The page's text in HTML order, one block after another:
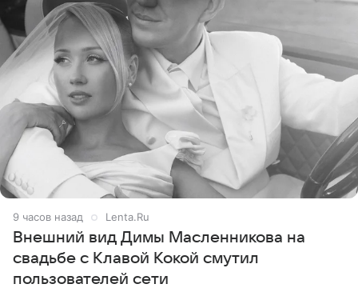
9 часов назад Lenta.Ru
Внешний вид Димы Масленникова на
свадьбе с Клавой Кокой смутил
пользователей сети